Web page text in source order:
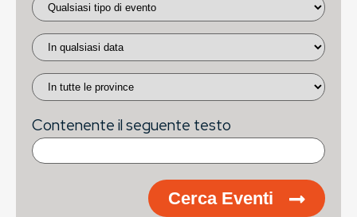
Contenente il seguente testo
Cerca Eventi